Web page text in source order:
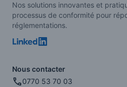
Nos solutions innovantes et
processus de conformité pour
réglementations.
Nous contacter
0770 53 70 03